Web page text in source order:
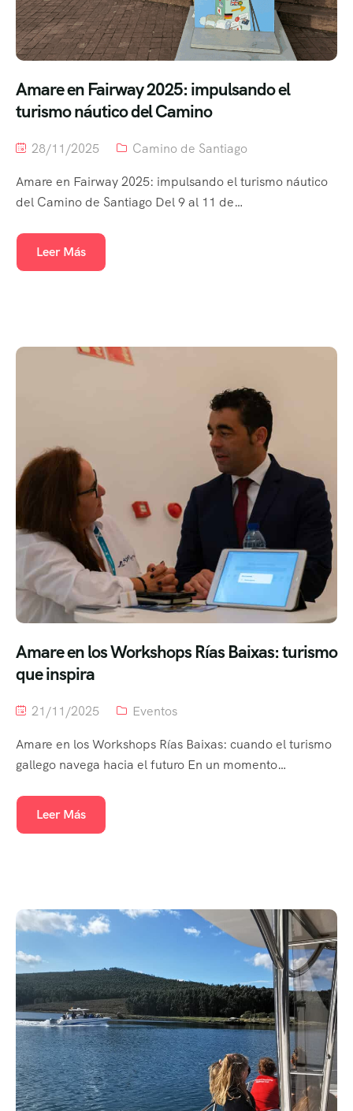
Amare en Fairway 2025: impulsando el
turismo náutico del Camino
28/11/2025
Camino de Santiago
Amare en Fairway 2025: impulsando el turismo náutico
del Camino de Santiago Del 9 al 11 de…
Leer Más
Amare en los Workshops Rías Baixas: turismo
que inspira
21/11/2025
Eventos
Amare en los Workshops Rías Baixas: cuando el turismo
gallego navega hacia el futuro En un momento…
Leer Más